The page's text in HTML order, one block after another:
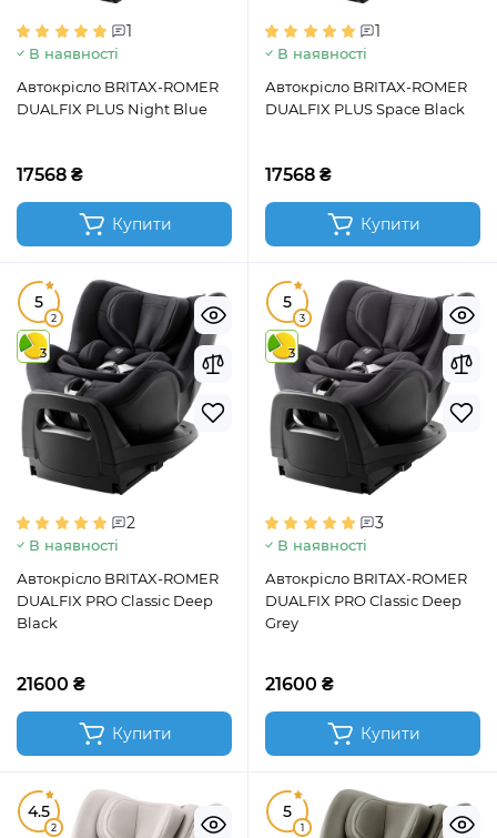
1
В наявності
Автокрісло BRITAX-ROMER
DUALFIX PLUS Night Blue
17568 ₴
Купити
1
В наявності
Автокрісло BRITAX-ROMER
DUALFIX PLUS Space Black
17568 ₴
Купити
5
2
3
2
В наявності
Автокрісло BRITAX-ROMER
DUALFIX PRO Classic Deep
Black
21600 ₴
Купити
5
3
3
3
В наявності
Автокрісло BRITAX-ROMER
DUALFIX PRO Classic Deep
Grey
21600 ₴
Купити
4.5
2
5
1